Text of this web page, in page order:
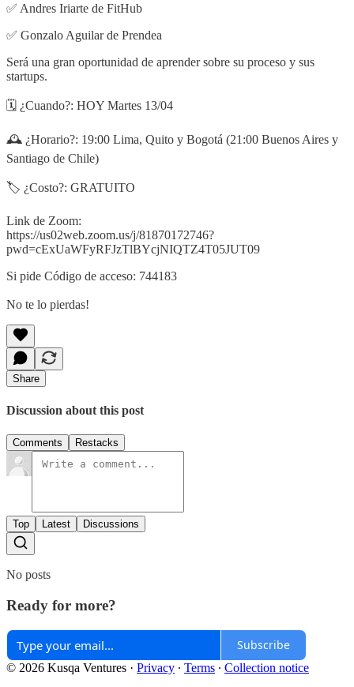
✅ Andres Iriarte de FitHub
✅ Gonzalo Aguilar de Prendea
Será una gran oportunidad de aprender sobre su proceso y sus
startups.
🗓 ¿Cuando?: HOY Martes 13/04
🕰 ¿Horario?: 19:00 Lima, Quito y Bogotá (21:00 Buenos Aires y
Santiago de Chile)
🏷 ¿Costo?: GRATUITO
Link de Zoom:
https://us02web.zoom.us/j/81870172746?
pwd=cExUaWFyRFJzTlBYcjNIQTZ4T05JUT09
Si pide Código de acceso: 744183
No te lo pierdas!
Share
Discussion about this post
Comments Restacks
Top Latest Discussions
No posts
Ready for more?
Subscribe
© 2026 Kusqa Ventures · Privacy ∙ Terms ∙ Collection notice